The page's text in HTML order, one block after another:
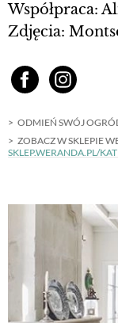
Współpraca:
Zdjęcia:
ODMIEŃ SWÓJ
ZOBACZ W SKLEPIE
SKLEP.WERANDA.PL/